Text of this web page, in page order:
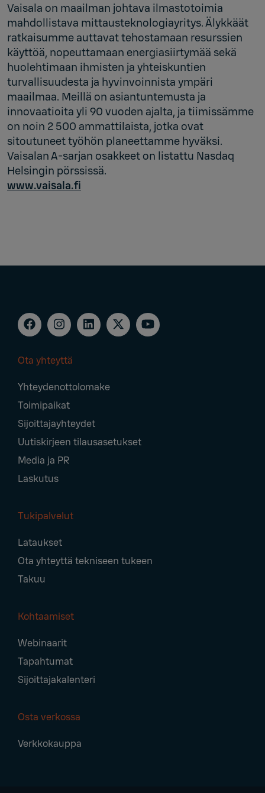
Vaisala on maailman johtava ilmastotoimia
mahdollistava mittausteknologiayritys. Älykkäät
ratkaisumme auttavat tehostamaan resurssien
käyttöä, nopeuttamaan energiasiirtymää sekä
huolehtimaan ihmisten ja yhteiskuntien
turvallisuudesta ja hyvinvoinnista ympäri
maailmaa. Meillä on asiantuntemusta ja
innovaatioita yli 90 vuoden ajalta, ja tiimissämme
on noin 2 500 ammattilaista, jotka ovat
sitoutuneet työhön planeettamme hyväksi.
Vaisalan A-sarjan osakkeet on listattu Nasdaq
Helsingin pörssissä.
www.vaisala.fi
Navigation
Ota yhteyttä
Yhteydenottolomake
Toimipaikat
Sijoittajayhteydet
Uutiskirjeen tilausasetukset
Media ja PR
Laskutus
Tukipalvelut
Lataukset
Ota yhteyttä tekniseen tukeen
Takuu
Kohtaamiset
Webinaarit
Tapahtumat
Sijoittajakalenteri
Osta verkossa
Verkkokauppa